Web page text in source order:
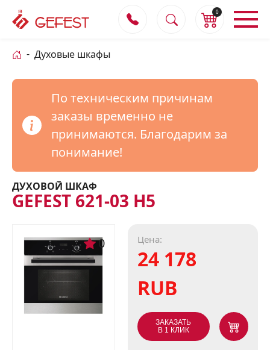
0
Духовые шкафы
По техническим причинам
заказы временно не
принимаются. Благодарим за
понимание!
ДУХОВОЙ ШКАФ
GEFEST 621-03 H5
0 Цена:
24 178
RUB
ЗАКАЗАТЬ
В 1 КЛИК